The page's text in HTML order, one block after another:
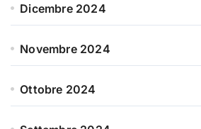
Dicembre 2024
Novembre 2024
Ottobre 2024